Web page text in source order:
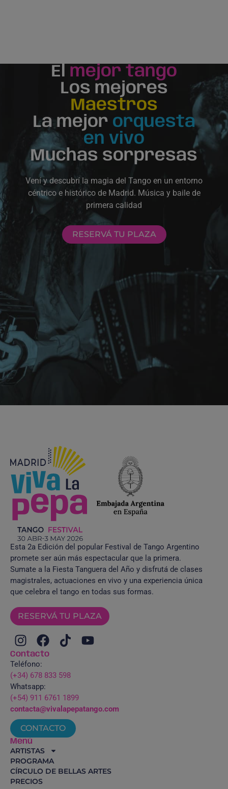
El mejor tango
Los mejores
Maestros
La mejor orquesta
en vivo
Muchas sorpresas
Vení y descubrí la magia del Tango en un entorno
céntrico e histórico de Madrid. Música y baile de
primera calidad
RESERVÁ TU PLAZA
Esta 2a Edición del popular Festival de Tango Argentino
promete ser aún más espectacular que la primera.
Sumate a la Fiesta Tanguera del Año y disfrutá de clases
magistrales, actuaciones en vivo y una experiencia única
que celebra el tango en todas sus formas.
RESERVÁ TU PLAZA
Contacto
Teléfono:
(+34) 678 833 598
Whatsapp:
(+54) 911 6761 1899
contacta@vivalapepatango.com
CONTACTO
Menú
ARTISTAS
PROGRAMA
CÍRCULO DE BELLAS ARTES
PRECIOS